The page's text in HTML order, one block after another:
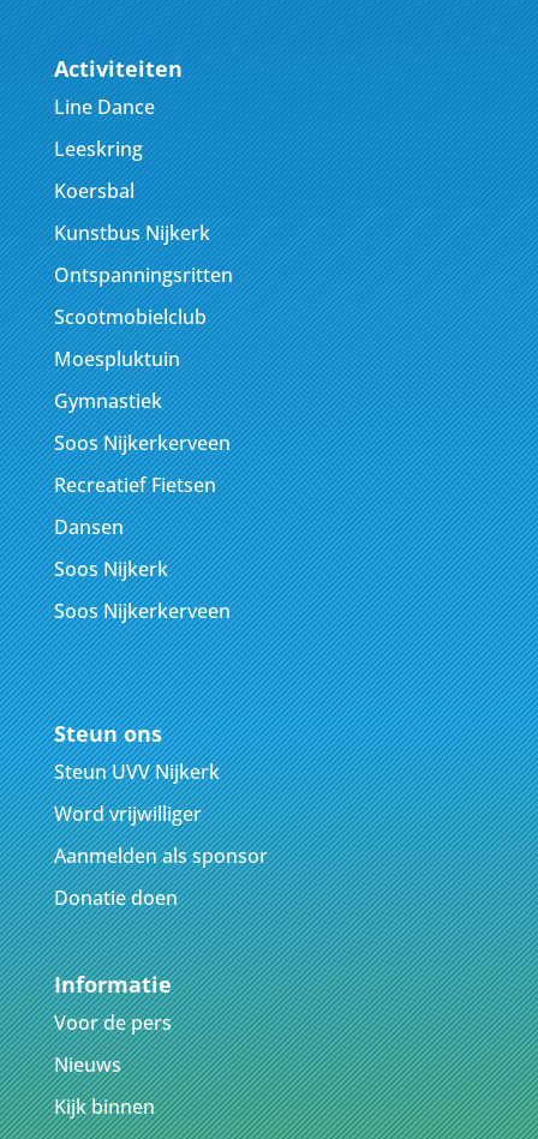
Activiteiten
Line Dance
Leeskring
Koersbal
Kunstbus Nijkerk
Ontspanningsritten
Scootmobielclub
Moespluktuin
Gymnastiek
Soos Nijkerkerveen
Recreatief Fietsen
Dansen
Soos Nijkerk
Soos Nijkerkerveen
Steun ons
Steun UVV Nijkerk
Word vrijwilliger
Aanmelden als sponsor
Donatie doen
Informatie
Voor de pers
Nieuws
Kijk binnen